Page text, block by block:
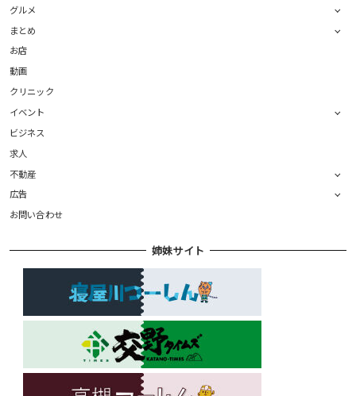
グルメ
まとめ
お店
動画
クリニック
イベント
ビジネス
求人
不動産
広告
お問い合わせ
姉妹サイト